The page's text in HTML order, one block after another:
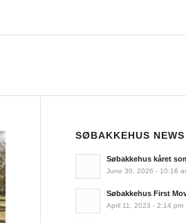
SØBAKKEHUS NEWS
Søbakkehus kåret
June 30, 2026 - 10:16
Søbakkehus First
April 11, 2023 - 2:14 pm